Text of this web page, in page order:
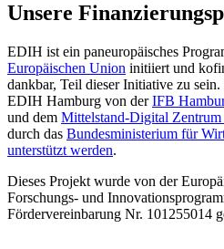
Unsere
EDIH ist ein paneuropäisches
Europäischen Union initiiert und
dankbar, Teil dieser Initiative zu
EDIH Hamburg von derIFB
und dem Mittelstand-Digital
durch das Bundesministerium für
unterstützt werden.
Dieses Projekt wurde von der
Forschungs- und
Fördervereinbarung Nr. 101255014